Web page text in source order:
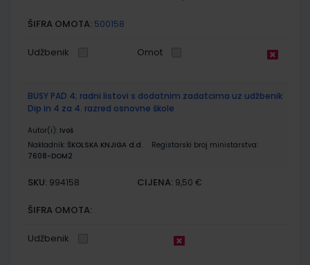
ŠIFRA OMOTA: 500158
Udžbenik Omot
BUSY PAD 4; radni listovi s dodatnim zadatcima uz udžbenik
Dip in 4 za 4. razred osnovne škole
Autor(i): Ivoš
Nakladnik: ŠKOLSKA KNJIGA d.d.
Registarski broj ministarstva:
7608-DOM2
SKU: 994158 CIJENA: 9,50 €
ŠIFRA OMOTA:
Udžbenik